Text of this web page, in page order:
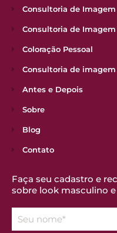
Consultoria de Imagem
Consultoria de Imagem
Coloração Pessoal
Consultoria de
Antes e Depois
Sobre
Blog
Contato
Faça seu cadastro e
sobre look masculino